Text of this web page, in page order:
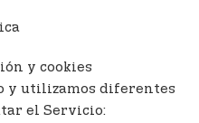
y cookies
y utilizamos diferentes
el Servicio: